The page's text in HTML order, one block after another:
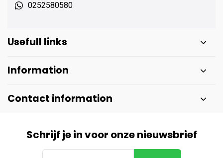
0252580580
Usefull links
Information
Contact information
Schrijf je in voor onze nieuwsbrief